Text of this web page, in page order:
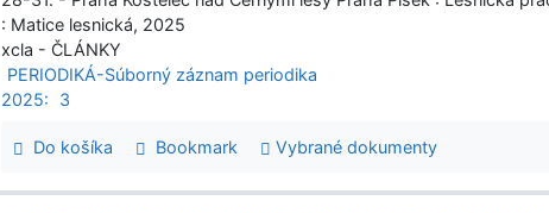
: Matice lesnická, 2025
xcla - ČLÁNKY
PERIODIKÁ-Súborný záznam periodika
2025:
3
Do košíka Bookmark Vybrané dokumenty